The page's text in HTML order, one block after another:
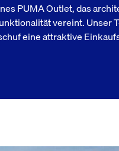
PUMA Outlet, das
vereint. Unser
eine attraktive